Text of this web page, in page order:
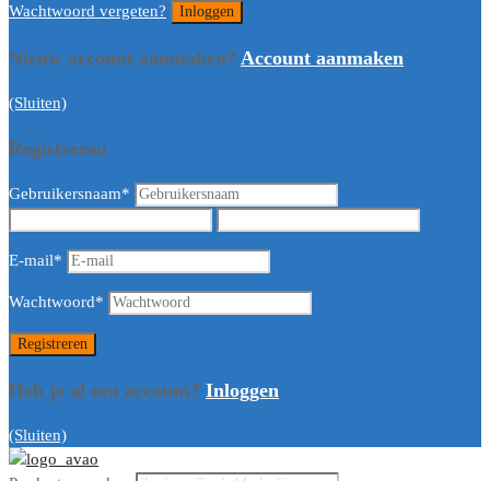
Wachtwoord vergeten?
Nieuw account aanmaken? Account aanmaken
(Sluiten)
Registreren
Gebruikersnaam*
E-mail*
Wachtwoord*
Heb je al een account? Inloggen
(Sluiten)